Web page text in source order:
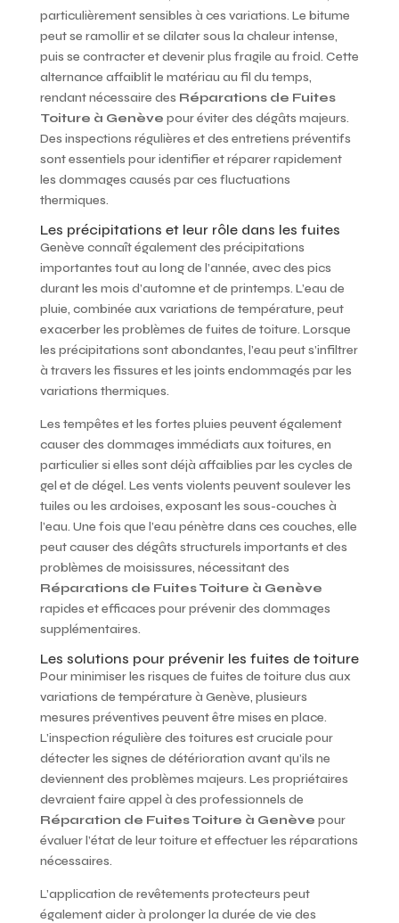
particulièrement sensibles à ces variations. Le bitume
peut se ramollir et se dilater sous la chaleur intense,
puis se contracter et devenir plus fragile au froid. Cette
alternance affaiblit le matériau au fil du temps,
rendant nécessaire des Réparations de Fuites
Toiture à Genève pour éviter des dégâts majeurs.
Des inspections régulières et des entretiens préventifs
sont essentiels pour identifier et réparer rapidement
les dommages causés par ces fluctuations
thermiques.
Les précipitations et leur rôle dans les fuites
Genève connaît également des précipitations
importantes tout au long de l’année, avec des pics
durant les mois d’automne et de printemps. L’eau de
pluie, combinée aux variations de température, peut
exacerber les problèmes de fuites de toiture. Lorsque
les précipitations sont abondantes, l’eau peut s’infiltrer
à travers les fissures et les joints endommagés par les
variations thermiques.
Les tempêtes et les fortes pluies peuvent également
causer des dommages immédiats aux toitures, en
particulier si elles sont déjà affaiblies par les cycles de
gel et de dégel. Les vents violents peuvent soulever les
tuiles ou les ardoises, exposant les sous-couches à
l’eau. Une fois que l’eau pénètre dans ces couches, elle
peut causer des dégâts structurels importants et des
problèmes de moisissures, nécessitant des
Réparations de Fuites Toiture à Genève
rapides et efficaces pour prévenir des dommages
supplémentaires.
Les solutions pour prévenir les fuites de toiture
Pour minimiser les risques de fuites de toiture dus aux
variations de température à Genève, plusieurs
mesures préventives peuvent être mises en place.
L’inspection régulière des toitures est cruciale pour
détecter les signes de détérioration avant qu’ils ne
deviennent des problèmes majeurs. Les propriétaires
devraient faire appel à des professionnels de
Réparation de Fuites Toiture à Genève pour
évaluer l’état de leur toiture et effectuer les réparations
nécessaires.
L’application de revêtements protecteurs peut
également aider à prolonger la durée de vie des